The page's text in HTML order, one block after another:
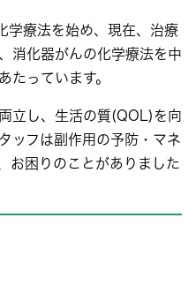
療法を始め、現在、治療
消化器がんの化学療法を中
たっています。
立し、生活の質(QOL)を向
ッフは副作用の予防・マネ
お困りのことがありました